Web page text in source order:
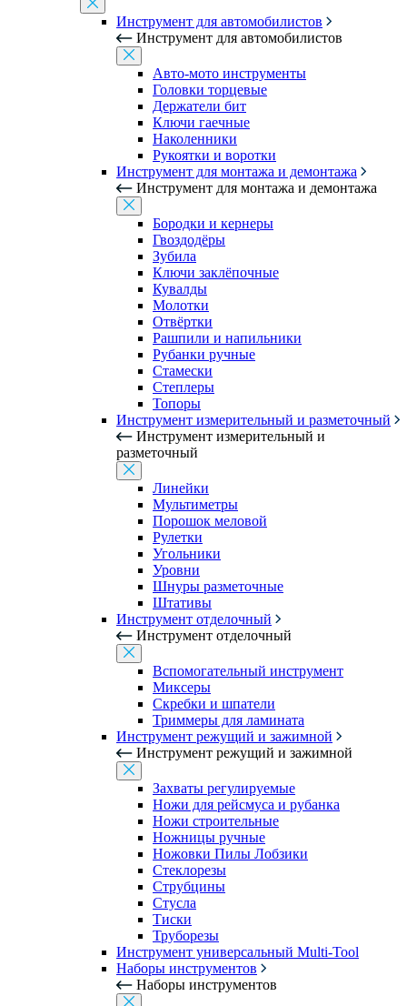
Инструмент для автомобилистов
Инструмент для автомобилистов
Авто-мото инструменты
Головки торцевые
Держатели бит
Ключи гаечные
Наколенники
Рукоятки и воротки
Инструмент для монтажа и демонтажа
Инструмент для монтажа и демонтажа
Бородки и кернеры
Гвоздодёры
Зубила
Ключи заклёпочные
Кувалды
Молотки
Отвёртки
Рашпили и напильники
Рубанки ручные
Стамески
Степлеры
Топоры
Инструмент измерительный и разметочный
Инструмент измерительный и
разметочный
Линейки
Мультиметры
Порошок меловой
Рулетки
Угольники
Уровни
Шнуры разметочные
Штативы
Инструмент отделочный
Инструмент отделочный
Вспомогательный инструмент
Миксеры
Скребки и шпатели
Триммеры для ламината
Инструмент режущий и зажимной
Инструмент режущий и зажимной
Захваты регулируемые
Ножи для рейсмуса и рубанка
Ножи строительные
Ножницы ручные
Ножовки Пилы Лобзики
Стеклорезы
Струбцины
Стусла
Тиски
Труборезы
Инструмент универсальный Multi-Tool
Наборы инструментов
Наборы инструментов